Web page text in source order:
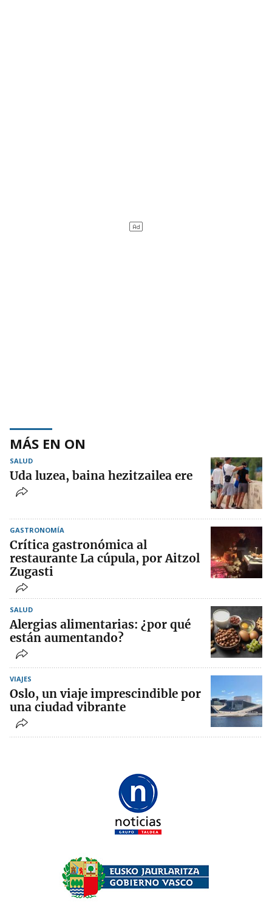
MÁS EN ON
SALUD
Uda luzea, baina hezitzailea ere
GASTRONOMÍA
Crítica gastronómica al
restaurante La cúpula, por Aitzol
Zugasti
SALUD
Alergias alimentarias: ¿por qué
están aumentando?
VIAJES
Oslo, un viaje imprescindible por
una ciudad vibrante